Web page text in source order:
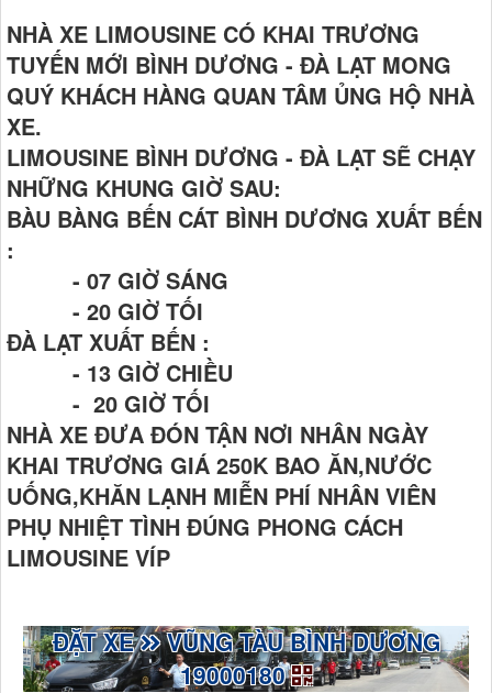
NHÀ XE LIMOUSINE CÓ KHAI TRƯƠNG
TUYẾN MỚI BÌNH DƯƠNG - ĐÀ LẠT MONG
QUÝ KHÁCH HÀNG QUAN TÂM ỦNG HỘ NHÀ
XE.
LIMOUSINE BÌNH DƯƠNG - ĐÀ LẠT SẼ CHẠY
NHỮNG KHUNG GIỜ SAU:
BÀU BÀNG BẾN CÁT BÌNH DƯƠNG XUẤT BẾN
:
- 07 GIỜ SÁNG
- 20 GIỜ TỐI
ĐÀ LẠT XUẤT BẾN :
- 13 GIỜ CHIỀU
- 20 GIỜ TỐI
NHÀ XE ĐƯA ĐÓN TẬN NƠI NHÂN NGÀY
KHAI TRƯƠNG GIÁ 250K BAO ĂN,NƯỚC
UỐNG,KHĂN LẠNH MIỄN PHÍ NHÂN VIÊN
PHỤ NHIỆT TÌNH ĐÚNG PHONG CÁCH
LIMOUSINE VÍP
ĐẶT XE VŨNG TÀU BÌNH DƯƠNG
19000180